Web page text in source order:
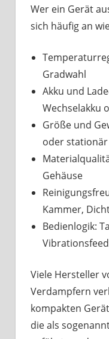
Wer ein Gerät
sich häufig an
Gradwahl
Akku und
Wechselakku
Größe und
oder
Gehäuse
Kammer,
Bedienlogik:
Viele Hersteller
Verdampfern
kompakten
die als